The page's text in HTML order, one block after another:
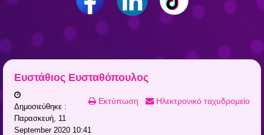
Ευστάθιος Ευσταθόπουλος
Εκτύπωση Ηλεκτρονικό ταχυδρομείο
Δημοσιεύθηκε :
Παρασκευή, 11
September 2020 10:41